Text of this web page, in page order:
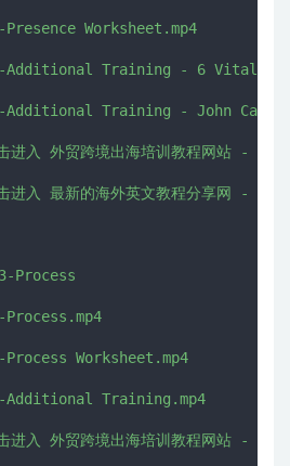
Worksheet.mp4
Training - 6 Vital
Training - John
外贸跨境出海培训教程网站 -
最新的海外英文教程分享网 -
Process
Worksheet.mp4
Training.mp4
外贸跨境出海培训教程网站 -